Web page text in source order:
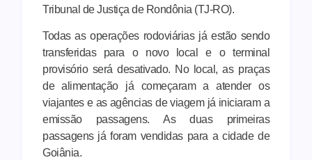
Tribunal de Justiça de Rondônia (TJ-RO).
Todas as operações rodoviárias já estão sendo
transferidas para o novo local e o terminal
provisório será desativado. No local, as praças
de alimentação já começaram a atender os
viajantes e as agências de viagem já iniciaram a
emissão passagens. As duas primeiras
passagens já foram vendidas para a cidade de
Goiânia.